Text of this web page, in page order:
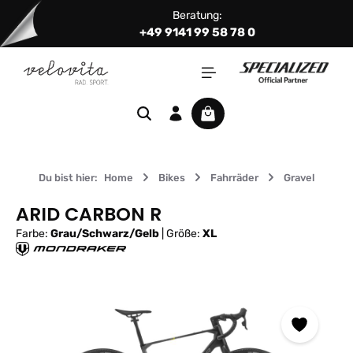
Zum Hauptinhalt springen Beratung:
+49 9141 99 58 78 0
Warenkorb enthält 0
Du bist hier: Home Bikes Fahrräder Gravel
ARID CARBON R
Farbe: Grau/Schwarz/Gelb Größe: XL